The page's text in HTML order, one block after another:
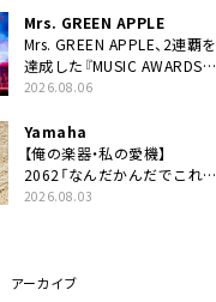
Mrs. GREEN APPLE
Mrs. GREEN APPLE、2連覇を
達成した『MUSIC AWARDS
JAPAN 2026』での「クスシ
YouTube公開
2026.08.06
Yamaha
【俺の楽器・私の愛機】
2062「なんだかんだでこれが
1番」
2026.08.03
アーカイブ